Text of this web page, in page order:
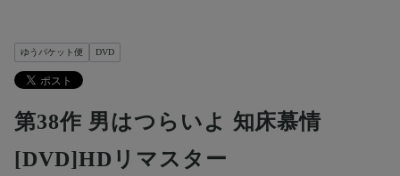
ゆうパケット便 DVD
第38作 男はつらいよ 知床慕情
[DVD]HDリマスター